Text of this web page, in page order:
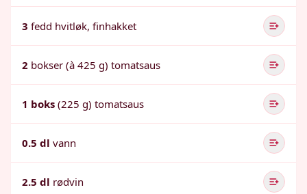
3 fedd hvitløk, finhakket
2 bokser (à 425 g) tomatsaus
1 boks (225 g) tomatsaus
0.5 dl vann
2.5 dl rødvin